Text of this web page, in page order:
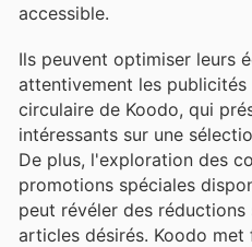
accessible.
Ils peuvent optimiser leurs
attentivement les
circulaire de Koodo, qui
intéressants sur une
De plus, l'exploration des
promotions spéciales
peut révéler des
articles désirés. Koodo